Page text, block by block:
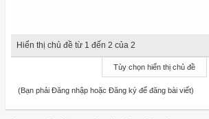
Hiển thị chủ đề từ 1 đến 2 của 2
Tùy chọn hiển thị chủ đề
(Bạn phải Đăng nhập hoặc Đăng ký để đăng bài viết)